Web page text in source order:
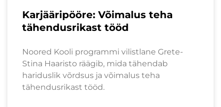
Karjääripööre: Võimalus teha
tähendusrikast tööd
Noored Kooli programmi vilistlane Grete-
Stina Haaristo räägib, mida tähendab
hariduslik võrdsus ja võimalus teha
tähendusrikast tööd.